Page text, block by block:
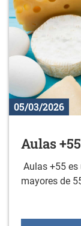
05/03/2026
Aulas
Aulas +55
mayores de